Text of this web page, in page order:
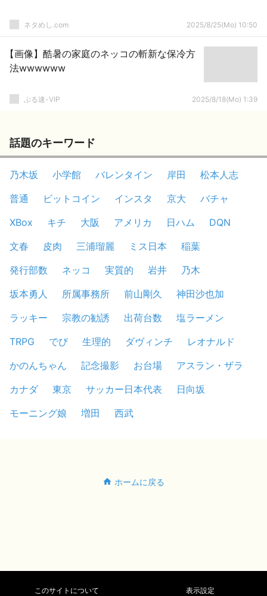
ネタめし.com 2025/8/25(Mo) 10:50
【画像】酷暑の家庭のネッコの斬新な保冷方
法wwwwww
ぶる速-VIP 2025/8/18(Mo) 1:39
話題のキーワード
乃木坂 小学館 バレンタイン 岸田
松本人志
普通
ビットコイン インスタ 京大
バチャ
XBox
キチ 大阪 アメリカ 日ハム
DQN
文春
皮肉 三浦瑠麗 ミス日本
稲葉
発行部数
ネッコ 実質的 岩井
乃木
坂本勇人
所属事務所 前山剛久
神田沙也加
ラッキー
宗教の勧誘 出荷台数
塩ラーメン
TRPG
でび 生理的 ダヴィンチ
レオナルド
かのんちゃん
記念撮影 お台場
アスラン・ザラ
カナダ
東京 サッカー日本代表
日向坂
モーニング娘
増田 西武
ホームに戻る
このサイトについて 表示設定